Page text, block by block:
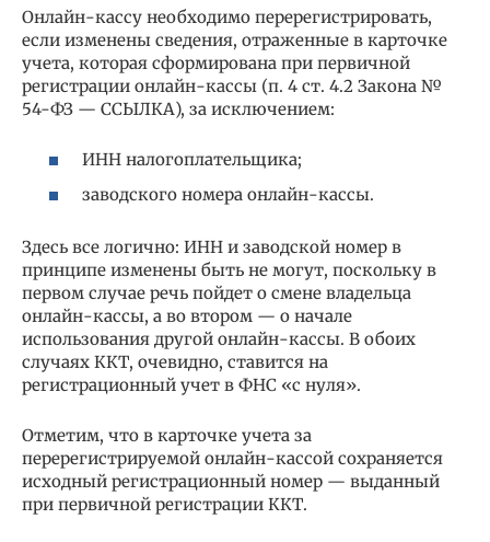
Онлайн-кассу необходимо перерегистрировать,
если изменены сведения, отраженные в карточке
учета, которая сформирована при первичной
регистрации онлайн-кассы (п. 4 ст. 4.2 Закона №
54-ФЗ — ССЫЛКА), за исключением:
ИНН налогоплательщика;
заводского номера онлайн-кассы.
Здесь все логично: ИНН и заводской номер в
принципе изменены быть не могут, поскольку в
первом случае речь пойдет о смене владельца
онлайн-кассы, а во втором — о начале
использования другой онлайн-кассы. В обоих
случаях ККТ, очевидно, ставится на
регистрационный учет в ФНС «с нуля».
Отметим, что в карточке учета за
перерегистрируемой онлайн-кассой сохраняется
исходный регистрационный номер — выданный
при первичной регистрации ККТ.